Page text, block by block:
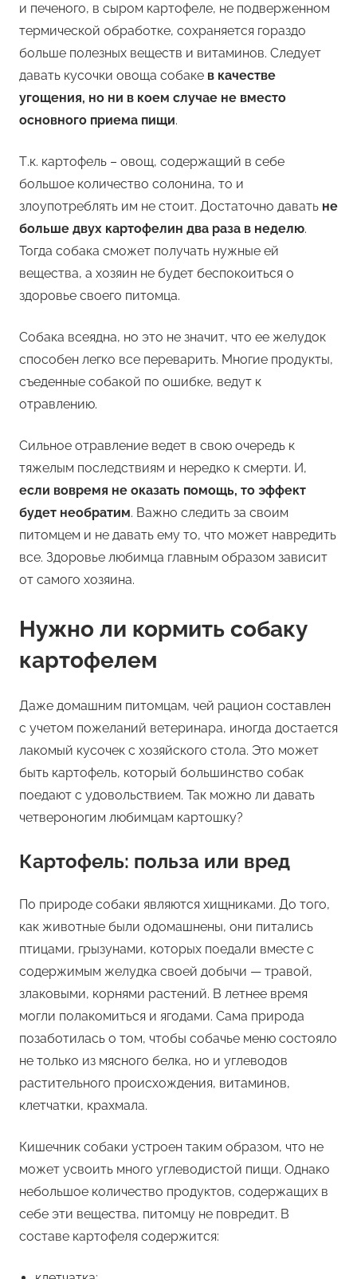
и печеного, в сыром картофеле, не подверженном
термической обработке, сохраняется гораздо
больше полезных веществ и витаминов. Следует
давать кусочки овоща собаке в качестве
угощения, но ни в коем случае не вместо
основного приема пищи.
Т.к. картофель – овощ, содержащий в себе
большое количество солонина, то и
злоупотреблять им не стоит. Достаточно давать не
больше двух картофелин два раза в неделю.
Тогда собака сможет получать нужные ей
вещества, а хозяин не будет беспокоиться о
здоровье своего питомца.
Собака всеядна, но это не значит, что ее желудок
способен легко все переварить. Многие продукты,
съеденные собакой по ошибке, ведут к
отравлению.
Сильное отравление ведет в свою очередь к
тяжелым последствиям и нередко к смерти. И,
если вовремя не оказать помощь, то эффект
будет необратим. Важно следить за своим
питомцем и не давать ему то, что может навредить
все. Здоровье любимца главным образом зависит
от самого хозяина.
Нужно ли кормить собаку
картофелем
Даже домашним питомцам, чей рацион составлен
с учетом пожеланий ветеринара, иногда достается
лакомый кусочек с хозяйского стола. Это может
быть картофель, который большинство собак
поедают с удовольствием. Так можно ли давать
четвероногим любимцам картошку?
Картофель: польза или вред
По природе собаки являются хищниками. До того,
как животные были одомашнены, они питались
птицами, грызунами, которых поедали вместе с
содержимым желудка своей добычи — травой,
злаковыми, корнями растений. В летнее время
могли полакомиться и ягодами. Сама природа
позаботилась о том, чтобы собачье меню состояло
не только из мясного белка, но и углеводов
растительного происхождения, витаминов,
клетчатки, крахмала.
Кишечник собаки устроен таким образом, что не
может усвоить много углеводистой пищи. Однако
небольшое количество продуктов, содержащих в
себе эти вещества, питомцу не повредит. В
составе картофеля содержится: